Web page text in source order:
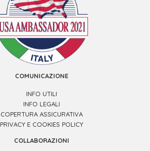
COMUNICAZIONE
INFO UTILI
INFO LEGALI
COPERTURA ASSICURATIVA
PRIVACY E COOKIES POLICY
COLLABORAZIONI